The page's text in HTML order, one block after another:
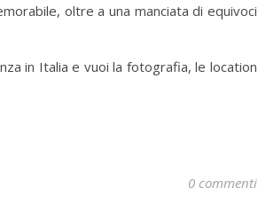
oltre a una manciata di equivoci
in Italia e vuoi la fotografia, le location
0 commenti